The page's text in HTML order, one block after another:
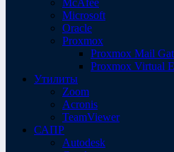
Microsoft
Oracle
Proxmox
Proxmox Mail
Proxmox Virtual
Утилиты
Zoom
Acronis
TeamViewer
САПР
Autodesk